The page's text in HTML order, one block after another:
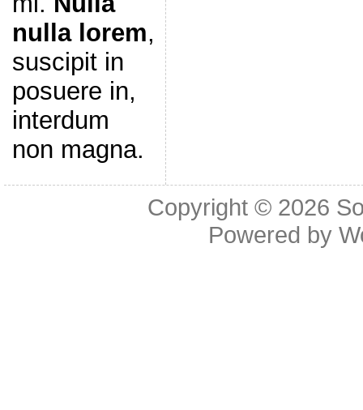
nulla lorem,
suscipit in
posuere in,
interdum
non magna.
Copyright © 2026
Powered by